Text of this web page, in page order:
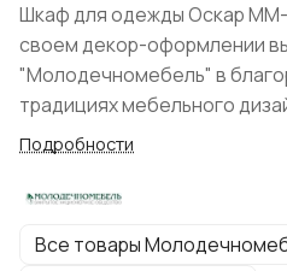
Шкаф для одежды Оскар ММ-
своем декор-оформлении
"Молодечномебель" в
традициях мебельного
формы и плавные линии
карнизом и массивным
утонченности. Модуль
Подробности
Все товары